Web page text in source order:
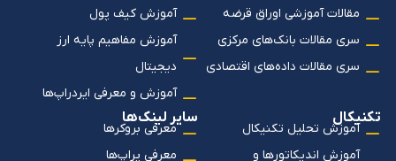
مقالات آموزشی اوراق قرضه
سری مقالات بانک‌های مرکزی
سری مقالات داده‌های اقتصادی
آموزش کیف پول
آموزش مفاهیم پایه ارز
دیجیتال
آموزش و معرفی ایردراپ‌ها
تکنیکال
آموزش تحلیل تکنیکال
آموزش اندیکاتورها و
سایر لینک‌ها
معرفی بروکرها
معرفی پراپ‌ها